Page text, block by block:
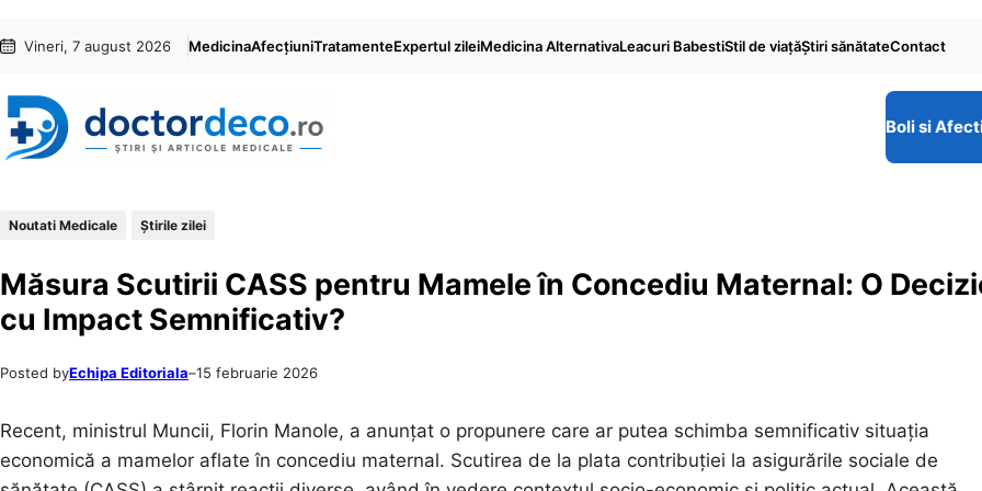
conținut
content
Vineri, 7 august 2026 MedicinaAfecțiuniTratamenteExpertul zileiMedicina AlternativaLeacuri BabestiStil de viaţăŞtiri sănătateContact
Boli si
Noutati Medicale Știrile zilei
Măsura Scutirii CASS pentru Mamele în Concediu Maternal: O
cu Impact Semnificativ?
Posted byEchipa Editoriala–15 februarie 2026
Recent, ministrul Muncii, Florin Manole, a anunțat o propunere care ar putea schimba semnificativ situația
economică a mamelor aflate în concediu maternal. Scutirea de la plata contribuției la asigurările sociale de